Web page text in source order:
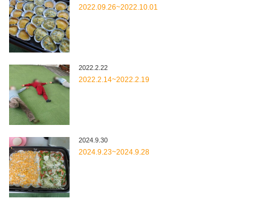
2022.09.26~2022.10.01
2022.2.22
2022.2.14~2022.2.19
2024.9.30
2024.9.23~2024.9.28